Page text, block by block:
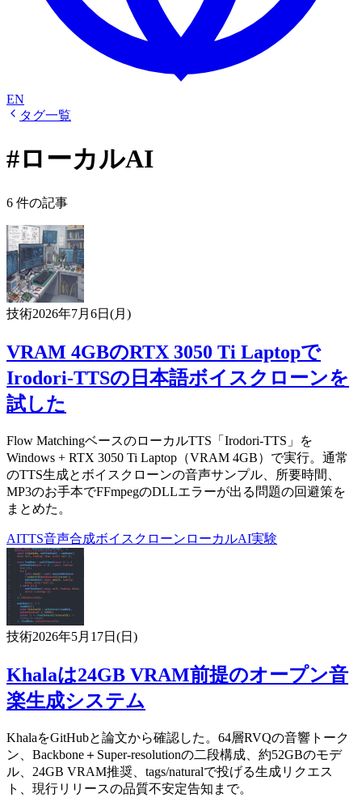
EN
タグ一覧
#ローカルAI
6 件の記事
技術2026年7月6日(月)
VRAM 4GBのRTX 3050 Ti Laptopで
Irodori-TTSの日本語ボイスクローンを
試した
Flow MatchingベースのローカルTTS「Irodori-TTS」を
Windows + RTX 3050 Ti Laptop（VRAM 4GB）で実行。通常
のTTS生成とボイスクローンの音声サンプル、所要時間、
MP3のお手本でFFmpegのDLLエラーが出る問題の回避策を
まとめた。
AITTS音声合成ボイスクローン ローカルAI実験
技術2026年5月17日(日)
Khalaは24GB VRAM前提のオープン音
楽生成システム
KhalaをGitHubと論文から確認した。64層RVQの音響トーク
ン、Backbone＋Super-resolutionの二段構成、約52GBのモデ
ル、24GB VRAM推奨、tags/naturalで投げる生成リクエス
ト、現行リリースの品質不安定告知まで。